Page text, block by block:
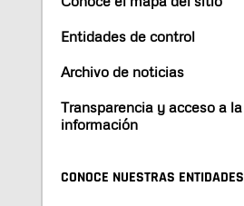
Entidades de control
Archivo de noticias
Transparencia y acceso a la
información
CONOCE NUESTRAS ENTIDADES